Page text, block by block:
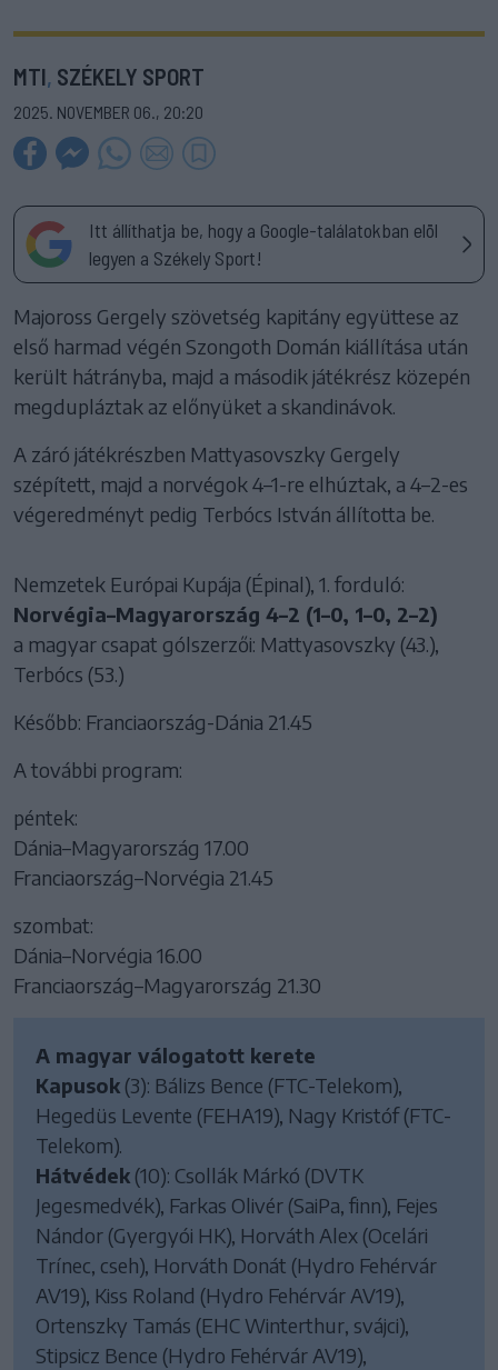
MTI, SZÉKELY SPORT
2025. NOVEMBER 06., 20:20
Itt állíthatja be, hogy a Google-találatokban elöl
legyen a Székely Sport!
Majoross Gergely szövetség kapitány együttese az
első harmad végén Szongoth Domán kiállítása után
került hátrányba, majd a második játékrész közepén
megdupláztak az előnyüket a skandinávok.
A záró játékrészben Mattyasovszky Gergely
szépített, majd a norvégok 4–1-re elhúztak, a 4–2-es
végeredményt pedig Terbócs István állította be.
Nemzetek Európai Kupája (Épinal), 1. forduló:
Norvégia–Magyarország 4–2 (1–0, 1–0, 2–2)
a magyar csapat gólszerzői: Mattyasovszky (43.),
Terbócs (53.)
Később: Franciaország-Dánia 21.45
A további program:
péntek:
Dánia–Magyarország 17.00
Franciaország–Norvégia 21.45
szombat:
Dánia–Norvégia 16.00
Franciaország–Magyarország 21.30
A magyar válogatott kerete
Kapusok (3): Bálizs Bence (FTC-Telekom),
Hegedüs Levente (FEHA19), Nagy Kristóf (FTC-
Telekom).
Hátvédek (10): Csollák Márkó (DVTK
Jegesmedvék), Farkas Olivér (SaiPa, finn), Fejes
Nándor (Gyergyói HK), Horváth Alex (Ocelári
Trínec, cseh), Horváth Donát (Hydro Fehérvár
AV19), Kiss Roland (Hydro Fehérvár AV19),
Ortenszky Tamás (EHC Winterthur, svájci),
Stipsicz Bence (Hydro Fehérvár AV19),